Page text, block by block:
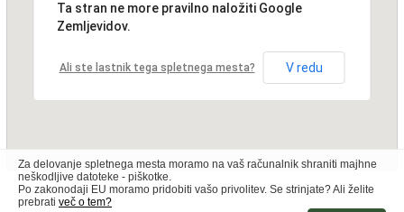
Ta stran ne more pravilno naložiti Google
Zemljevidov.
Ali ste lastnik tega spletnega mesta? V redu
Za delovanje spletnega mesta moramo na vaš računalnik shraniti majhne
neškodljive datoteke - piškotke.
Po zakonodaji EU moramo pridobiti vašo privolitev. Se strinjate? Ali želite
prebrati več o tem?